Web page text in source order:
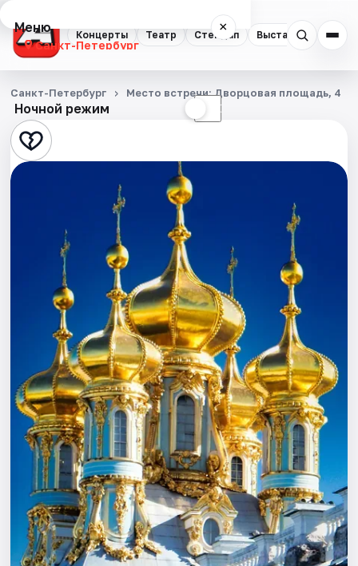
Концерты Театр Стендап Выставки
Меню ×
Санкт-Петербург
Концерты
Театр
Стендап
Экскурсии
Спорт
События
Города
Площадки
Артисты
Рейтинги
Ночной режим ☾
Санкт-Петербург Место встречи: Дворцовая площадь, 4